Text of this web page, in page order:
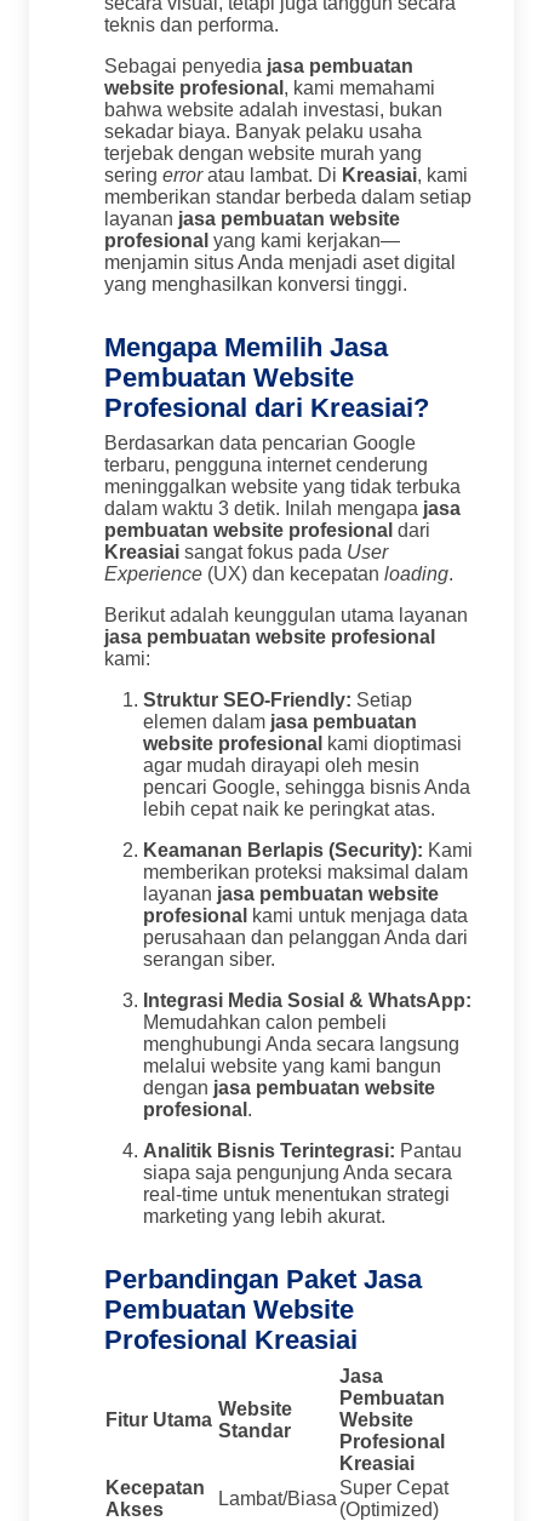
teknis dan performa.
Sebagai penyedia jasa pembuatan
website profesional , kami memahami
bahwa website adalah investasi, bukan
sekadar biaya. Banyak pelaku usaha
terjebak dengan website murah yang
sering erroratau lambat. Di Kreasiai, kami
memberikan standar berbeda dalam setiap
layanan jasa pembuatan website
profesional yang kami kerjakan—
menjamin situs Anda menjadi aset digital
yang menghasilkan konversi tinggi.
Mengapa Memilih Jasa
Pembuatan Website
Profesional dari Kreasiai?
Berdasarkan data pencarian Google
terbaru, pengguna internet cenderung
meninggalkan website yang tidak terbuka
dalam waktu 3 detik. Inilah mengapa jasa
pembuatan website profesional dari
Kreasiai sangat fokus pada User
Experience (UX) dan kecepatan loading.
Berikut adalah keunggulan utama layanan
jasa pembuatan website profesional
kami:
Struktur SEO-Friendly: Setiap
elemen dalam jasa pembuatan
website profesional kami dioptimasi
agar mudah dirayapi oleh mesin
pencari Google, sehingga bisnis Anda
lebih cepat naik ke peringkat atas.
Keamanan Berlapis (Security): Kami
memberikan proteksi maksimal dalam
layanan jasa pembuatan website
profesional kami untuk menjaga data
perusahaan dan pelanggan Anda dari
serangan siber.
Integrasi Media Sosial & WhatsApp:
Memudahkan calon pembeli
menghubungi Anda secara langsung
melalui website yang kami bangun
dengan jasa pembuatan website
profesional .
Analitik Bisnis Terintegrasi: Pantau
siapa saja pengunjung Anda secara
real-time untuk menentukan strategi
marketing yang lebih akurat.
Perbandingan Paket Jasa
Pembuatan Website
Profesional Kreasiai
Fitur Utama
Website
Standar
Jasa
Pembuatan
Website
Profesional
Kreasiai
Kecepatan
Akses
Lambat/Biasa
Super Cepat
(Optimized)